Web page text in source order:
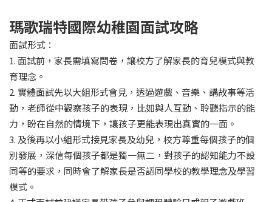
瑪歌瑞特國際幼稚園面試攻略
面試形式：
1. 面試前，家長需填寫問卷，讓校方了解家長的育兒模式與教
育理念。
2. 實體面試先以大組形式會見，透過遊戲、音樂、講故事等活
動，老師從中觀察孩子的表現，比如與人互動、聆聽指示的能
力，盼在自然的情境下，讓孩子更能表現出真實的一面。
3. 及後再以小組形式接見家長及幼兒，校方尊重每個孩子的個
別發展，深信每個孩子都是獨一無二，對孩子的認知能力不設
同等的要求，同時會了解家長是否認同學校的教學理念及學習
模式。